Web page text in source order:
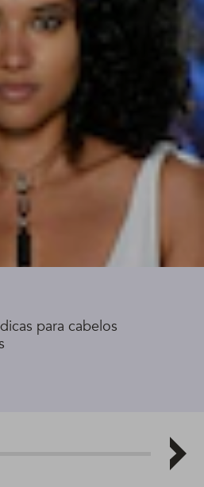
para cabelos